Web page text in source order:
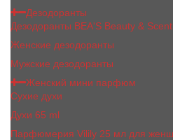
Дезодоранты
Дезодоранты BEA'S Beauty & Scent
Женские дезодоранты
Мужские дезодоранты
Женский мини парфюм
Сухие духи
Духи 65 ml
Парфюмерия Vilily 25 мл для